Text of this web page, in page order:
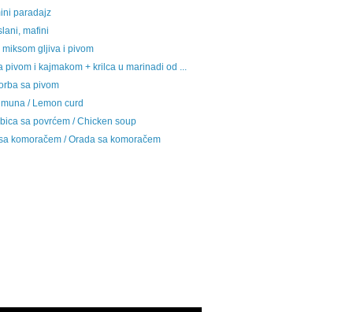
paradajz
mafini
miksom gljiva i pivom
pivom i kajmakom + krilca u marinadi od ...
sa pivom
/ Lemon curd
sa povrćem / Chicken soup
komoračem / Orada sa komoračem